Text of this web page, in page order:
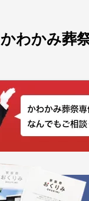
かわかみ葬